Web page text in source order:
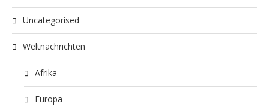
Uncategorised
Weltnachrichten
Afrika
Europa